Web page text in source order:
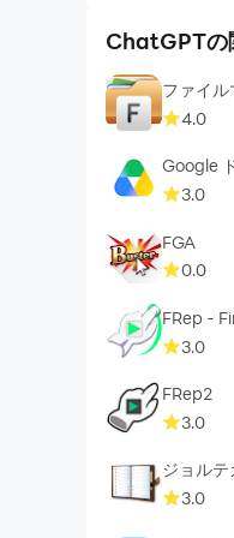
ChatGPTの
ファイ
4.0
Google
3.0
FGA
0.0
FRep -
3.0
FRep2
3.0
ジョル
3.0